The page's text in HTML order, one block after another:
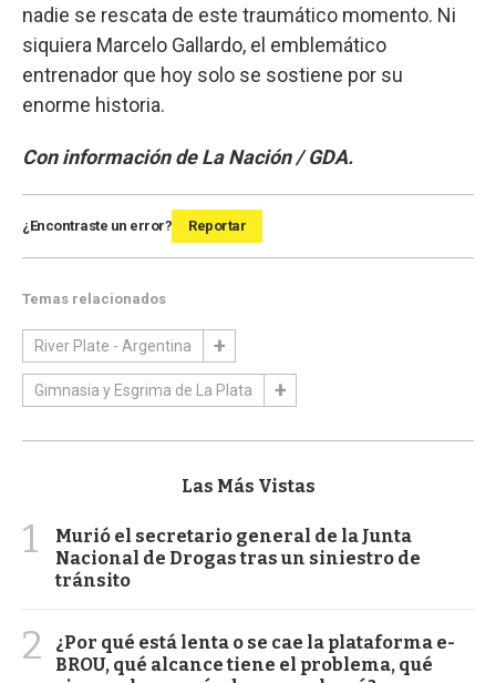
nadie se rescata de este traumático momento. Ni
siquiera Marcelo Gallardo, el emblemático
entrenador que hoy solo se sostiene por su
enorme historia.
Con información de La Nación / GDA.
¿Encontraste un error? Reportar
Temas relacionados
River Plate - Argentina
Gimnasia y Esgrima de La Plata
Las Más Vistas
1
Murió el secretario general de la Junta
Nacional de Drogas tras un siniestro de
tránsito
2
¿Por qué está lenta o se cae la plataforma e-
BROU, qué alcance tiene el problema, qué